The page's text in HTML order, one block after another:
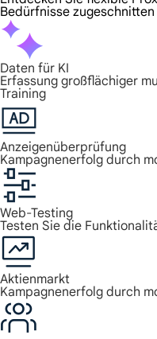
Bedürfnisse zugeschnitten
Daten für KI
Erfassung großflächiger
Training
Anzeigenüberprüfung
Kampagnenerfolg durch
Web-Testing
Testen Sie die
Aktienmarkt
Kampagnenerfolg durch